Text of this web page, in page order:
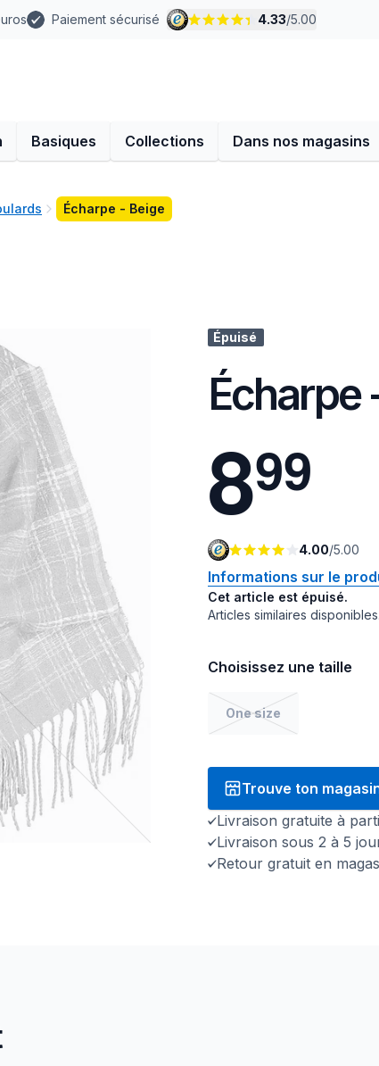
Paiement sécurisé 4.33/5.00
Basiques Collections Dans nos magasins
Écharpe - Beige
Épuisé
Écharpe
899
4.00/5.00
Informations sur le
Cet article est épuisé.
Articles similaires disponibles.
Choisissez une taille
One size
Trouve ton
Livraison gratuite à
Livraison sous 2 à 5
Retour gratuit en